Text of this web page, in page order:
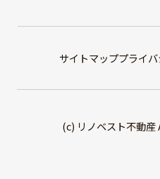
サイトマッププライ
(c) リノベスト不動